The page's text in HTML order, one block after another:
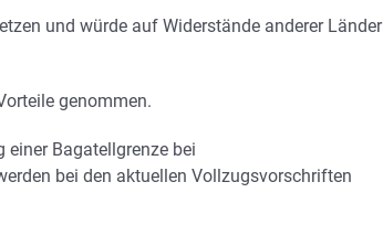
und würde auf Widerstände anderer Länder
genommen.
Bagatellgrenze bei
bei den aktuellen Vollzugsvorschriften